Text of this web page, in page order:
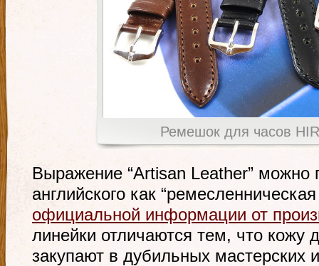
Ремешок для часов
Выражение “Artisan Leather” можно
английского как
официальной информации от
линейки отличаются тем, что кожу
закупают в дубильных мастерских